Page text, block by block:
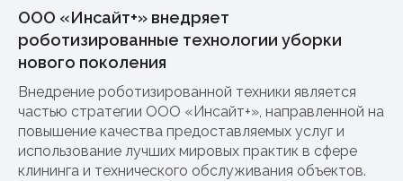
ООО «Инсайт+» внедряет
роботизированные технологии уборки
нового поколения
Внедрение роботизированной техники является
частью стратегии ООО «Инсайт+», направленной на
повышение качества предоставляемых услуг и
использование лучших мировых практик в сфере
клининга и технического обслуживания объектов.